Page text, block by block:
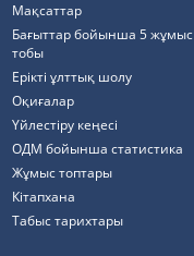
Мақсаттар
Бағыттар бойынша 5 жұмыс
тобы
Ерікті ұлттық шолу
Оқиғалар
Үйлестіру кеңесі
ОДМ бойынша статистика
Жұмыс топтары
Кітапхана
Табыс тарихтары